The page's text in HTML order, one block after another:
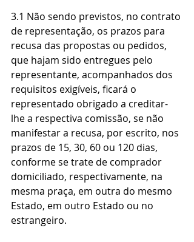
3.1 Não sendo previstos, no contrato
de representação, os prazos para
recusa das propostas ou pedidos,
que hajam sido entregues pelo
representante, acompanhados dos
requisitos exigíveis, ficará o
representado obrigado a creditar-
lhe a respectiva comissão, se não
manifestar a recusa, por escrito, nos
prazos de 15, 30, 60 ou 120 dias,
conforme se trate de comprador
domiciliado, respectivamente, na
mesma praça, em outra do mesmo
Estado, em outro Estado ou no
estrangeiro.